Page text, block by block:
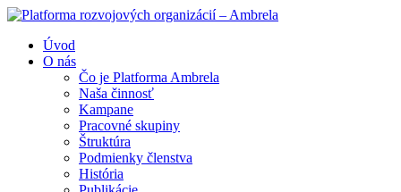
Úvod
O nás
Čo je Platforma Ambrela
Naša činnosť
Kampane
Pracovné skupiny
Štruktúra
Podmienky členstva
História